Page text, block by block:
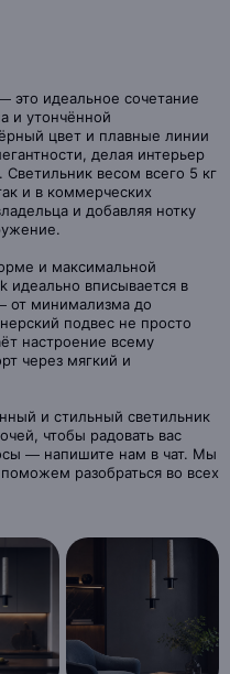
это идеальное сочетание
и утончённой
цвет и плавные линии
делая интерьер
весом всего 5 кг
и в коммерческих
и добавляя нотку
и максимальной
идеально вписывается в
от минимализма до
подвес не просто
настроение всему
через мягкий и
и стильный светильник
чтобы радовать вас
— напишите нам в чат. Мы
разобраться во всех